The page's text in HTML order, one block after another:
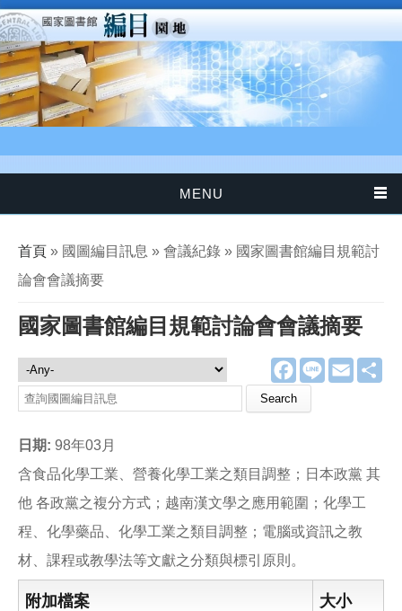
移至主內容
MENU
您在這裡
首頁 » 國圖編目訊息 » 會議紀錄 » 國家圖書館編目規範討
論會會議摘要
國家圖書館編目規範討論會會議摘要
F
a
e
L
E
m
國圖編目訊息
Search this site
日期: 98年03月
含食品化學工業、營養化學工業之類目調整；日本政黨 其
他 各政黨之複分方式；越南漢文學之應用範圍；化學工
程、化學藥品、化學工業之類目調整；電腦或資訊之教
材、課程或教學法等文獻之分類與標引原則。
附加檔案 大小